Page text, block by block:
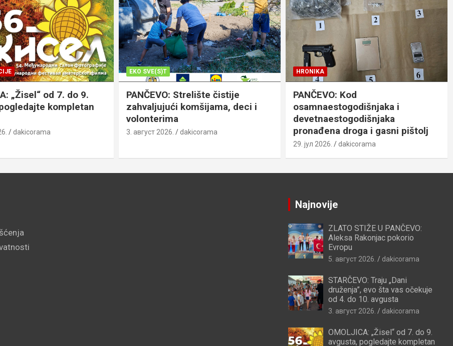
„Žisel“ od 7. do 9.
kompletan
dakicorama
EKO SVE(S)T
PANČEVO: Strelište čistije
zahvaljujući komšijama, deci i
volonterima
3. август 2026. dakicorama
HRONIKA
PANČEVO: Kod
osamnaestogodišnjaka i
devetnaestogodišnjaka
pronađena droga i gasni pištolj
29. јул 2026. dakicorama
Najnovije
ZLATO STIŽE U PANČEVO:
Aleksa Rakonjac pokorio
Evropu
5. август 2026. dakicorama
STARČEVO: Traju „Dani
druženja”, evo šta vas očekuje
od 4. do 10. avgusta
3. август 2026. dakicorama
OMOLJICA: „Žisel“ od 7. do 9.
avgusta, pogledajte kompletan